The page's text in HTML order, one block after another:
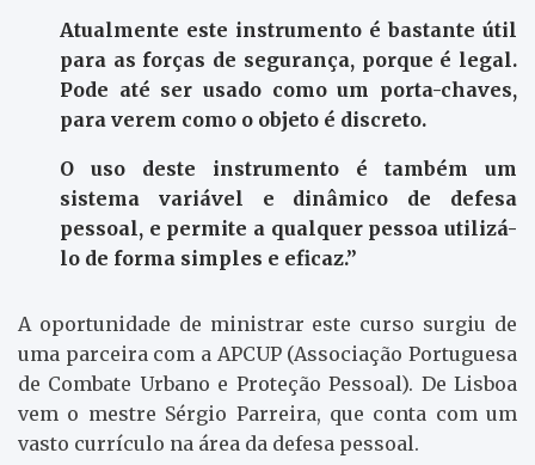
Atualmente este instrumento é bastante útil
para as forças de segurança, porque é legal.
Pode até ser usado como um porta-chaves,
para verem como o objeto é discreto.
O uso deste instrumento é também um
sistema variável e dinâmico de defesa
pessoal, e permite a qualquer pessoa utilizá-
lo de forma simples e eficaz.”
A oportunidade de ministrar este curso surgiu de
uma parceira com a APCUP (Associação Portuguesa
de Combate Urbano e Proteção Pessoal). De Lisboa
vem o mestre Sérgio Parreira, que conta com um
vasto currículo na área da defesa pessoal.